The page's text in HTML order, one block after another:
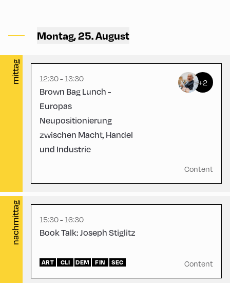
Montag, 25. August
mittag
CCA – Loggia
12:30 - 13:30
Brown Bag Lunch -
Europas
Neupositionierung
zwischen Macht, Handel
und Industrie
+2
Content
nachmittag
English
Congress Centrum Alpbach
15:30 - 16:30
Book Talk: Joseph Stiglitz
ART CLI DEM FIN SEC Content